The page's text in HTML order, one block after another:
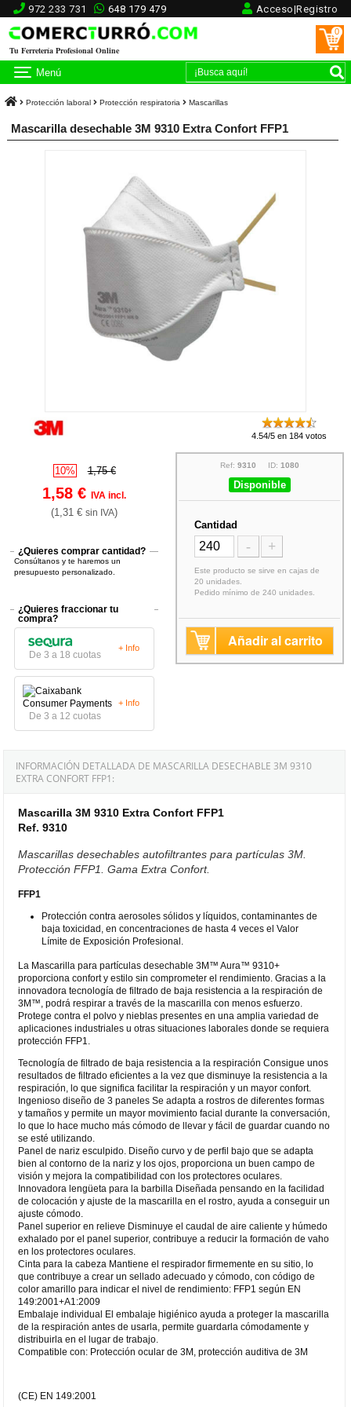
972 233 731 648 179 479 Acceso|Registro
Tu Ferretería Profesional Online
0
Menú
Protección laboral Protección respiratoria Mascarillas
Mascarilla desechable 3M 9310 Extra Confort FFP1
4.54/5 en 184 votos
10% 1,75 €
1,58 €IVA incl.
(1,31 €sin IVA)
¿Quieres comprar cantidad?
Consúltanos y te haremos un
presupuesto personalizado.
¿Quieres fraccionar tu
compra?
De 3 a 18 cuotas
+ Info
De 3 a 12 cuotas
+ Info
Ref: 9310 ID: 1080
Disponible
Cantidad
- +
Este producto se sirve en cajas de
20 unidades.
Pedido mínimo de 240 unidades.
Añadir al carrito
INFORMACIÓN DETALLADA DE MASCARILLA DESECHABLE 3M 9310
EXTRA CONFORT FFP1:
Mascarilla 3M 9310 Extra Confort FFP1
Ref. 9310
Mascarillas desechables autofiltrantes para partículas 3M.
Protección FFP1. Gama Extra Confort.
FFP1
Protección contra aerosoles sólidos y líquidos, contaminantes de
baja toxicidad, en concentraciones de hasta 4 veces el Valor
Límite de Exposición Profesional.
La Mascarilla para partículas desechable 3M™ Aura™ 9310+
proporciona confort y estilo sin comprometer el rendimiento. Gracias a la
innovadora tecnología de filtrado de baja resistencia a la respiración de
3M™, podrá respirar a través de la mascarilla con menos esfuerzo.
Protege contra el polvo y nieblas presentes en una amplia variedad de
aplicaciones industriales u otras situaciones laborales donde se requiera
protección FFP1.
Tecnología de filtrado de baja resistencia a la respiración Consigue unos
resultados de filtrado eficientes a la vez que disminuye la resistencia a la
respiración, lo que significa facilitar la respiración y un mayor confort.
Ingenioso diseño de 3 paneles Se adapta a rostros de diferentes formas
y tamaños y permite un mayor movimiento facial durante la conversación,
lo que lo hace mucho más cómodo de llevar y fácil de guardar cuando no
se esté utilizando.
Panel de nariz esculpido. Diseño curvo y de perfil bajo que se adapta
bien al contorno de la nariz y los ojos, proporciona un buen campo de
visión y mejora la compatibilidad con los protectores oculares.
Innovadora lengüeta para la barbilla Diseñada pensando en la facilidad
de colocación y ajuste de la mascarilla en el rostro, ayuda a conseguir un
ajuste cómodo.
Panel superior en relieve Disminuye el caudal de aire caliente y húmedo
exhalado por el panel superior, contribuye a reducir la formación de vaho
en los protectores oculares.
Cinta para la cabeza Mantiene el respirador firmemente en su sitio, lo
que contribuye a crear un sellado adecuado y cómodo, con código de
color amarillo para indicar el nivel de rendimiento: FFP1 según EN
149:2001+A1:2009
Embalaje individual El embalaje higiénico ayuda a proteger la mascarilla
de la respiración antes de usarla, permite guardarla cómodamente y
distribuirla en el lugar de trabajo.
Compatible con: Protección ocular de 3M, protección auditiva de 3M
(CE) EN 149:2001